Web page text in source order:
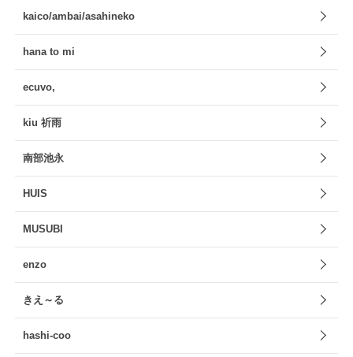
kaico/ambai/asahineko
hana to mi
ecuvo,
kiu 祈雨
南部池永
HUIS
MUSUBI
enzo
きえ～る
hashi-coo